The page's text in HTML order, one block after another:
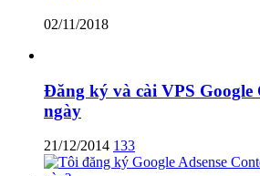
02/11/2018
Đăng ký và cài VPS Google
ngày
21/12/2014 133